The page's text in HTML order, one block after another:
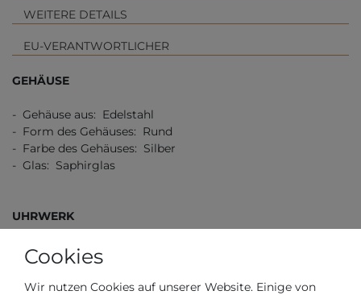
WEITERE DETAILS
EU-VERANTWORTLICHER
GEHÄUSE
- Gehäuse aus: Edelstahl
- Form des Gehäuses: Rund
- Farbe des Gehäuses: Silber
- Glas: Saphirglas
UHRWERK
- Art der Anzeige: Automatik: Stunden, Minuten, Sekunden
- Uhrwerk: Automatik-Swiss-Made
- Kalender: Datum
Cookies
Wir nutzen Cookies auf unserer Website. Einige von